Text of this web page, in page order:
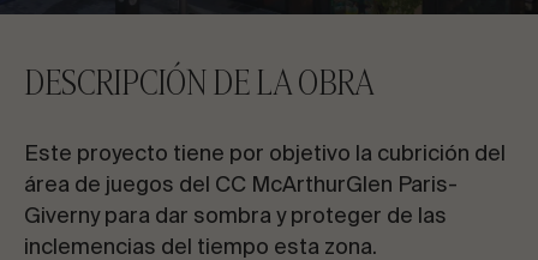
CONTACTA CON NOSOTROS
DESCRIPCIÓN DE LA OBRA
Este proyecto tiene por objetivo la cubrición del
área de juegos del CC McArthurGlen Paris-
Giverny para dar sombra y proteger de las
inclemencias del tiempo esta zona.